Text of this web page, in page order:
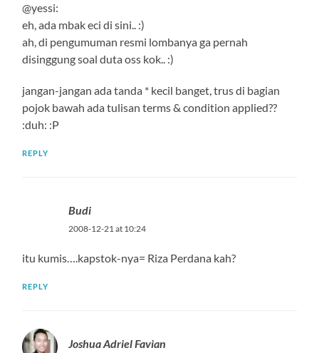
@yessi:
eh, ada mbak eci di sini.. :)
ah, di pengumuman resmi lombanya ga pernah
disinggung soal duta oss kok.. :)
jangan-jangan ada tanda * kecil banget, trus di bagian
pojok bawah ada tulisan terms & condition applied??
:duh: :P
REPLY
Budi
2008-12-21 at 10:24
itu kumis….kapstok-nya= Riza Perdana kah?
REPLY
Joshua Adriel Favian